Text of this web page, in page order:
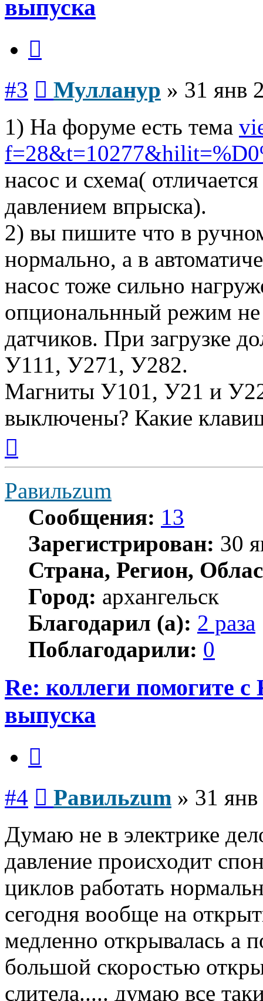
выпуска
#3 Мулланур » 31 янв
1) На форуме есть тема
насос и схема(
давлением впрыска).
2) вы пишите что в
нормально, а в
насос тоже сильно
опциональнный режим
датчиков. При загрузке
У111, У271, У282.
Магниты У101, У21 и У22
выключены? Какие
началу
Равильzum
Сообщения: 13
Зарегистрирован: 30
Страна, Регион,
Город: архангельск
Благодарил (а): 2 раза
Поблагодарили: 0
Re: коллеги помогите
выпуска
#4 Равильzum » 31
Думаю не в электрике
давление происходит
циклов работать
сегодня вообще на
медленно открывалась а
большой скоростью
слитела..... думаю все